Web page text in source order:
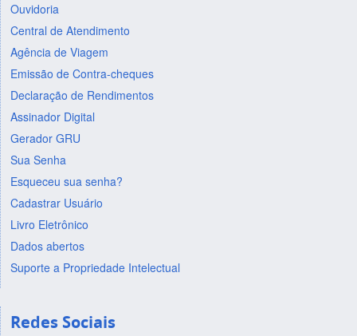
Ouvidoria
Central de Atendimento
Agência de Viagem
Emissão de Contra-cheques
Declaração de Rendimentos
Assinador Digital
Gerador GRU
Sua Senha
Esqueceu sua senha?
Cadastrar Usuário
Livro Eletrônico
Dados abertos
Suporte a Propriedade Intelectual
Redes Sociais